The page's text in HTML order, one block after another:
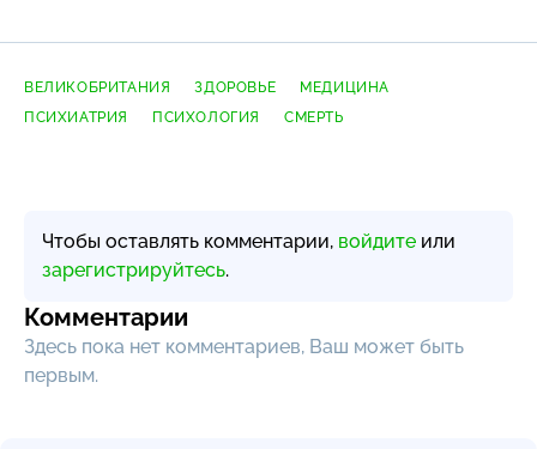
ВЕЛИКОБРИТАНИЯ ЗДОРОВЬЕ
МЕДИЦИНА
ПСИХИАТРИЯ
ПСИХОЛОГИЯ СМЕРТЬ
Чтобы оставлять комментарии, войдите или
зарегистрируйтесь.
Комментарии
Здесь пока нет комментариев, Ваш может быть
первым.